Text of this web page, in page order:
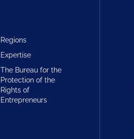
Regions
Expertise
The Bureau for the
Protection of the
Rights of
Entrepreneurs